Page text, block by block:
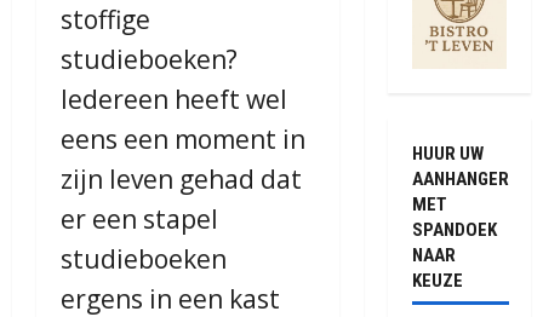
stoffige
studieboeken?
Iedereen heeft wel
eens een moment in
zijn leven gehad dat
er een stapel
studieboeken
ergens in een kast
HUUR UW
AANHANGER
MET
SPANDOEK
NAAR
KEUZE